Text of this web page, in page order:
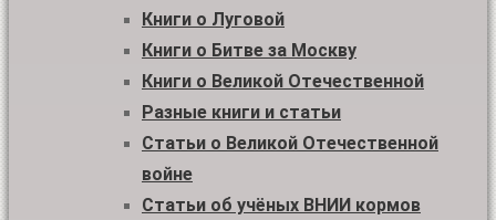
Книги о Луговой
Книги о Битве за Москву
Книги о Великой Отечественной
Разные книги и статьи
Статьи о Великой Отечественной
войне
Статьи об учёных ВНИИ кормов